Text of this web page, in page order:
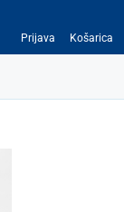
Prijava Košarica